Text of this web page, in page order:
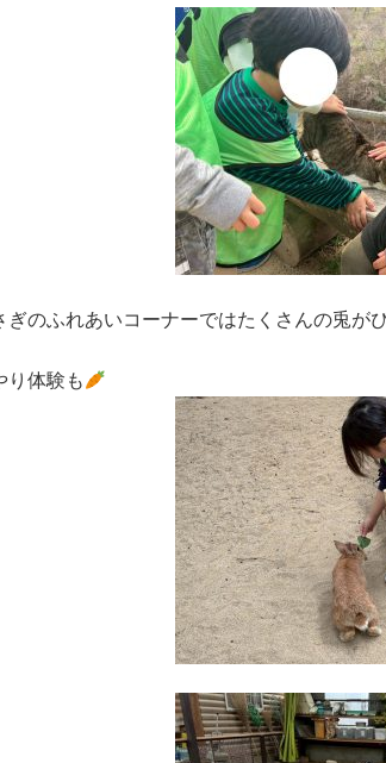
ぎのふれあいコーナーではたくさんの兎が
り体験も